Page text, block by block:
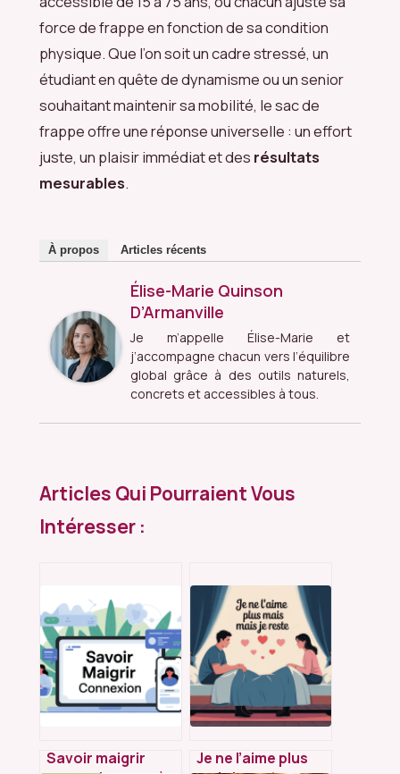
force de frappe en fonction de sa condition
physique. Que l’on soit un cadre stressé, un
étudiant en quête de dynamisme ou un senior
souhaitant maintenir sa mobilité, le sac de
frappe offre une réponse universelle : un effort
juste, un plaisir immédiat et des résultats
mesurables.
À propos Articles récents
Élise-Marie Quinson
D’Armanville
Je m’appelle Élise-Marie et
j’accompagne chacun vers l’équilibre
global grâce à des outils naturels,
concrets et accessibles à tous.
Articles Qui Pourraient Vous
Intéresser :
Savoir maigrir
Je ne l’aime plus